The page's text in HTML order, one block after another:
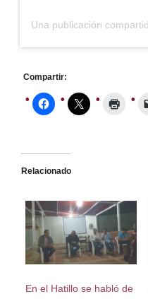
Una publicación
Compartir:
Relacionado
En el Hatillo se habló de